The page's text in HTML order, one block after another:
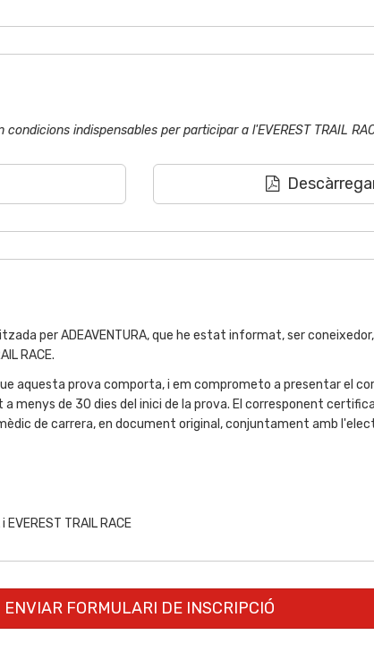
indispensables per participar a l'EVEREST TRAIL
per ADEAVENTURA, que he estat informat, ser
RACE.
aquesta prova comporta, i em comprometo a presentar el
de 30 dies del inici de la prova. El corresponent
de carrera, en document original, conjuntament amb
TRAIL RACE
ENVIAR FORMULARI DE INSCRIPCIÓ